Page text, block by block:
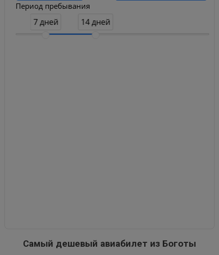
Период пребывания
7 дней 14 дней
Самый дешевый авиабилет из Боготы